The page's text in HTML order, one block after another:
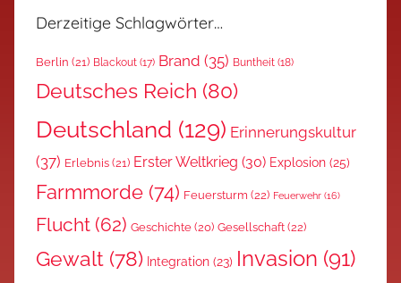
Derzeitige Schlagwörter…
Berlin (21) Blackout (17) Brand (35) Buntheit (18)
Deutsches Reich (80)
Deutschland (129) Erinnerungskultur
(37) Erlebnis (21) Erster Weltkrieg (30) Explosion (25)
Farmmorde (74) Feuersturm (22) Feuerwehr (16)
Flucht (62) Geschichte (20) Gesellschaft(22)
Gewalt (78) Integration (23) Invasion (91)